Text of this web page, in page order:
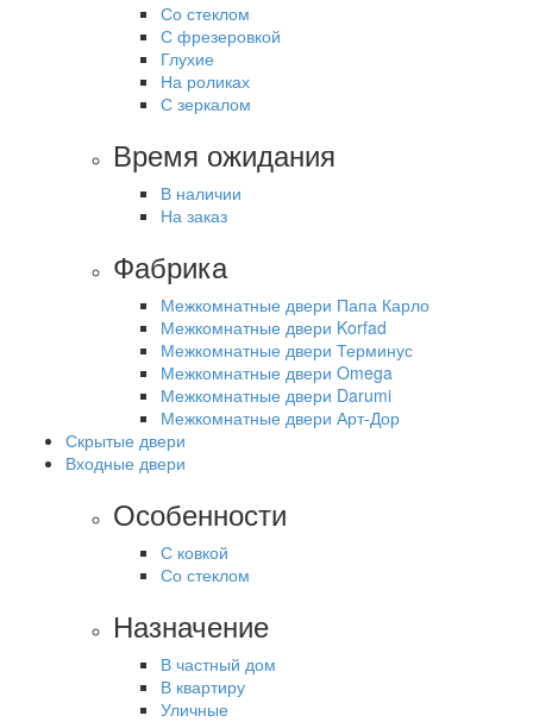
Со стеклом
С фрезеровкой
Глухие
На роликах
С зеркалом
Время ожидания
В наличии
На заказ
Фабрика
Межкомнатные двери Папа Карло
Межкомнатные двери Korfad
Межкомнатные двери Терминус
Межкомнатные двери Omega
Межкомнатные двери Darumi
Межкомнатные двери Арт-Дор
Скрытые двери
Входные двери
Особенности
С ковкой
Со стеклом
Назначение
В частный дом
В квартиру
Уличные